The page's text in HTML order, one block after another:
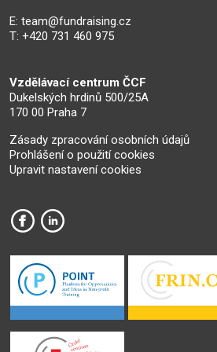
E: team@fundraising.cz
T: +420 731 460 975
Vzdělávací centrum ČCF
Dukelských hrdinů 500/25A
170 00 Praha 7
Zásady zpracování osobních údajů
Prohlášení o použití cookies
Upravit nastavení cookies